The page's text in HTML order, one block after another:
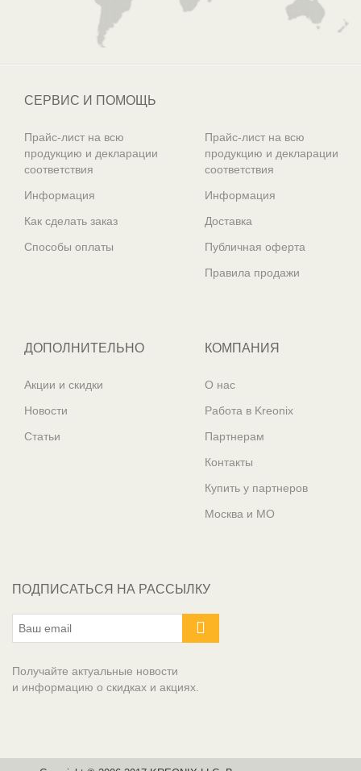
СЕРВИС И ПОМОЩЬ
Прайс-лист на всю
продукцию и декларации
соответствия
Информация
Как сделать заказ
Способы оплаты
Прайс-лист на всю
продукцию и декларации
соответствия
Информация
Доставка
Публичная оферта
Правила продажи
ДОПОЛНИТЕЛЬНО
Акции и скидки
Новости
Статьи
КОМПАНИЯ
О нас
Работа в Kreonix
Партнерам
Контакты
Купить у партнеров
Москва и МО
ПОДПИСАТЬСЯ НА РАССЫЛКУ
Получайте актуальные новости
и информацию о скидках и акциях.